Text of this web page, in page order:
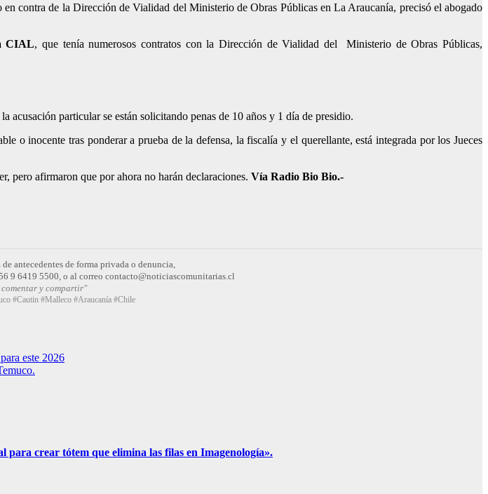
contra de la Dirección de Vialidad del Ministerio de Obras Públicas en La Araucanía, precisó el abogado
CIAL, que tenía numerosos contratos con la Dirección de Vialidad del Ministerio de Obras Públicas,
acusación particular se están solicitando penas de 10 años y 1 día de presidio.
o inocente tras ponderar a prueba de la defensa, la fiscalía y el querellante, está integrada por los Jueces
pero afirmaron que por ahora no harán declaraciones. Vía Radio Bio Bio.-
antecedentes de forma privada o denuncia,
9 6419 5500, o al correo contacto@noticiascomunitarias.cl
comentar y compartir"
#Cautin #Malleco #Araucanía #Chile
este 2026
crear tótem que elimina las filas en Imagenología».